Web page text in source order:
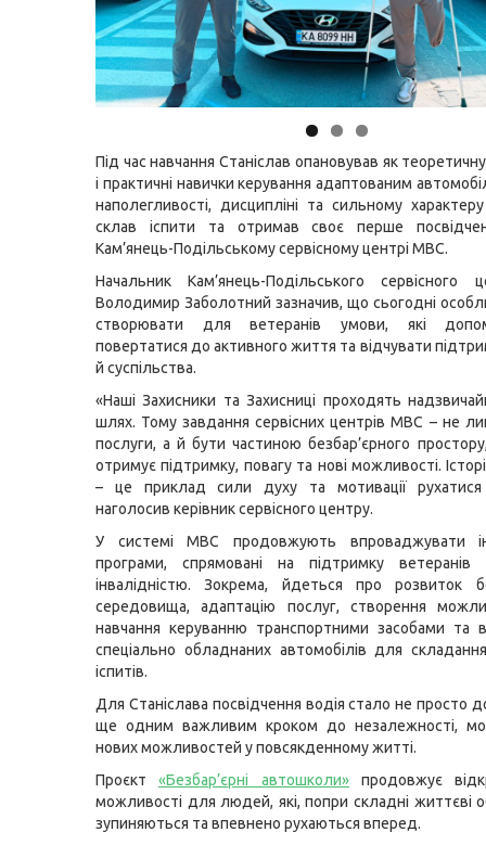
Під час навчання Станіслав опановував як
і практичні навички керування адаптованим
наполегливості, дисципліні та сильному
склав іспити та отримав своє перше
Кам’янець-Подільському сервісному центрі МВС.
Начальник Кам’янець-Подільського
Володимир Заболотний зазначив, що сьогодні
створювати для ветеранів умови, які
повертатися до активного життя та відчувати
й суспільства.
«Наші Захисники та Захисниці проходять
шлях. Тому завдання сервісних центрів МВС – не
послуги, а й бути частиною безбар’єрного
отримує підтримку, повагу та нові можливості.
– це приклад сили духу та мотивації
наголосив керівник сервісного центру.
У системі МВС продовжують впроваджувати
програми, спрямовані на підтримку
інвалідністю. Зокрема, йдеться про розвиток
середовища, адаптацію послуг, створення
навчання керуванню транспортними засобами та
спеціально обладнаних автомобілів для
іспитів.
Для Станіслава посвідчення водія стало не просто
ще одним важливим кроком до незалежності,
нових можливостей у повсякденному житті.
Проєкт«Безбар’єрні автошколи»продовжує
можливості для людей, які, попри складні життєві
зупиняються та впевнено рухаються вперед.